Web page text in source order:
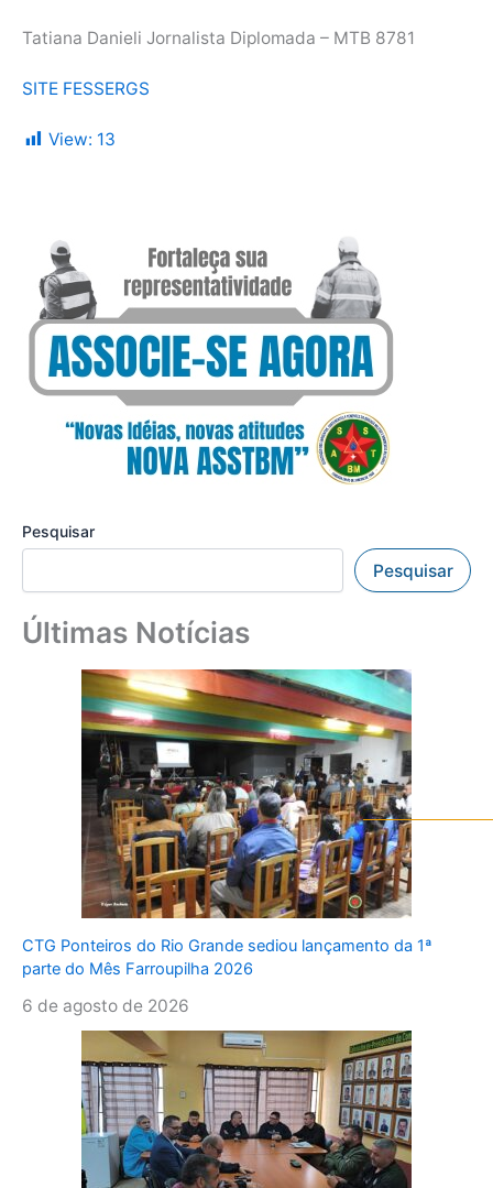
Tatiana Danieli Jornalista Diplomada – MTB 8781
SITE FESSERGS
View: 13
Pesquisar
Pesquisar
Últimas Notícias
CTG Ponteiros do Rio Grande sediou lançamento da 1ª
parte do Mês Farroupilha 2026
6 de agosto de 2026